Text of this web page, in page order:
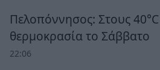
Πελοπόννησος: Στους 40°C
θερμοκρασία το Σάββατο
22:06